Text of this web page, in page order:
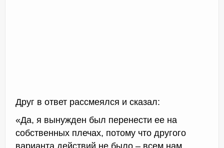
Друг в ответ рассмеялся и сказал:
«Да, я вынужден был перенести ее на
собственных плечах, потому что другого
варианта действий не было – всем нам